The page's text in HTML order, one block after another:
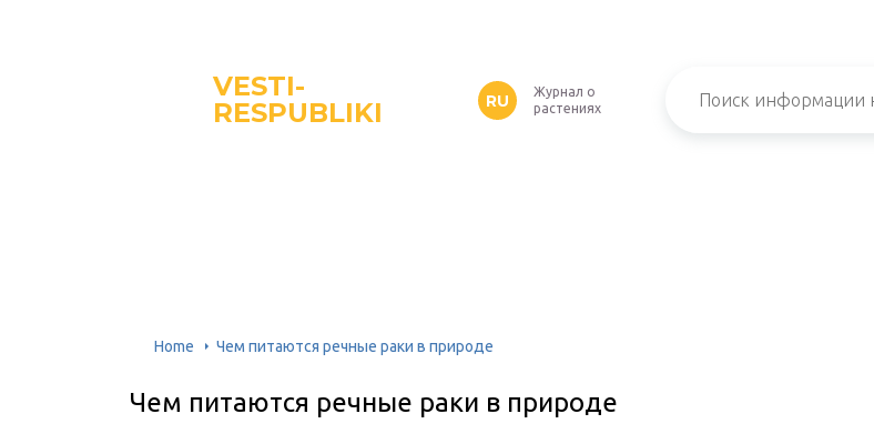
VESTI-
RESPUBLIKI
RU
Журнал о
растениях
Home Чем питаются речные раки в природе
Чем питаются речные раки в природе